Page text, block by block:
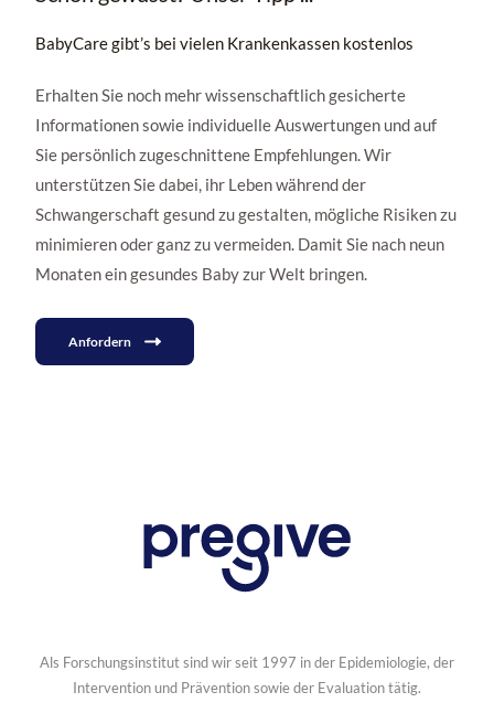
BabyCare gibt’s bei vielen Krankenkassen kostenlos
Erhalten Sie noch mehr wissenschaftlich gesicherte
Informationen sowie individuelle Auswertungen und auf
Sie persönlich zugeschnittene Empfehlungen. Wir
unterstützen Sie dabei, ihr Leben während der
Schwangerschaft gesund zu gestalten, mögliche Risiken zu
minimieren oder ganz zu vermeiden. Damit Sie nach neun
Monaten ein gesundes Baby zur Welt bringen.
Anfordern
Als Forschungsinstitut sind wir seit 1997 in der Epidemiologie, der
Intervention und Prävention sowie der Evaluation tätig.